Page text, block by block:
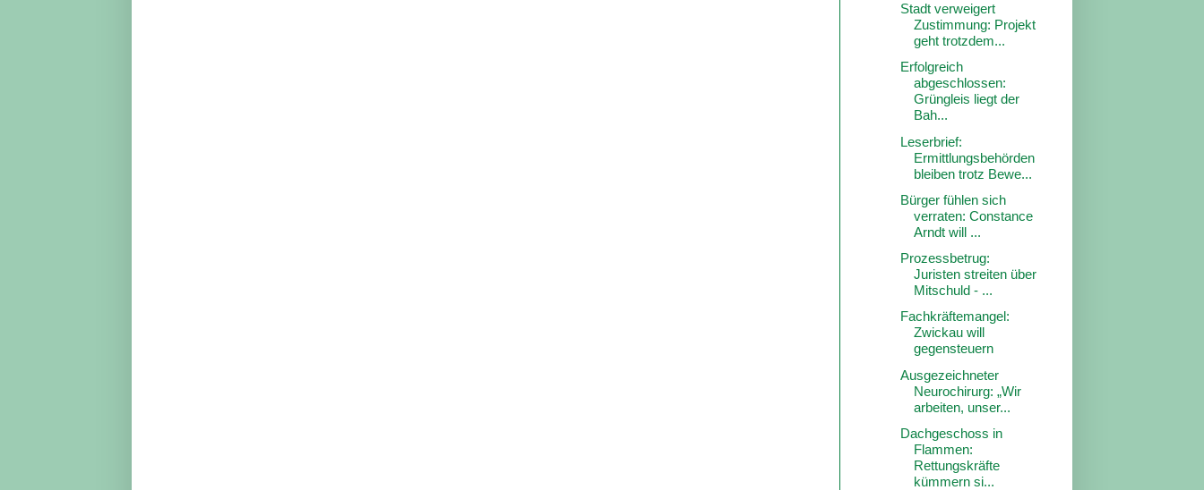
Stadt verweigert
Zustimmung: Projekt
geht trotzdem...
Erfolgreich
abgeschlossen:
Grüngleis liegt der
Bah...
Leserbrief:
Ermittlungsbehörden
bleiben trotz Bewe...
Bürger fühlen sich
verraten: Constance
Arndt will ...
Prozessbetrug:
Juristen streiten über
Mitschuld - ...
Fachkräftemangel:
Zwickau will
gegensteuern
Ausgezeichneter
Neurochirurg: „Wir
arbeiten, unser...
Dachgeschoss in
Flammen:
Rettungskräfte
kümmern si...